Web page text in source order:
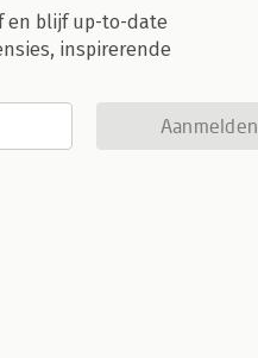
en blijf up-to-date
inspirerende
Aanmelden